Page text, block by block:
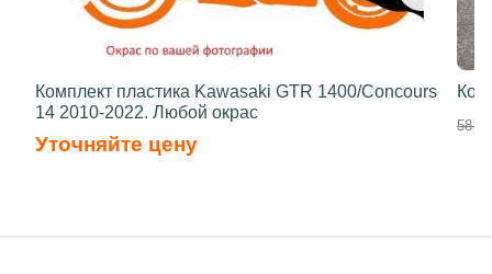
Комплект пластика Kawasaki GTR 1400/Concours
14 2010-2022. Любой окрас
Уточняйте цену
58